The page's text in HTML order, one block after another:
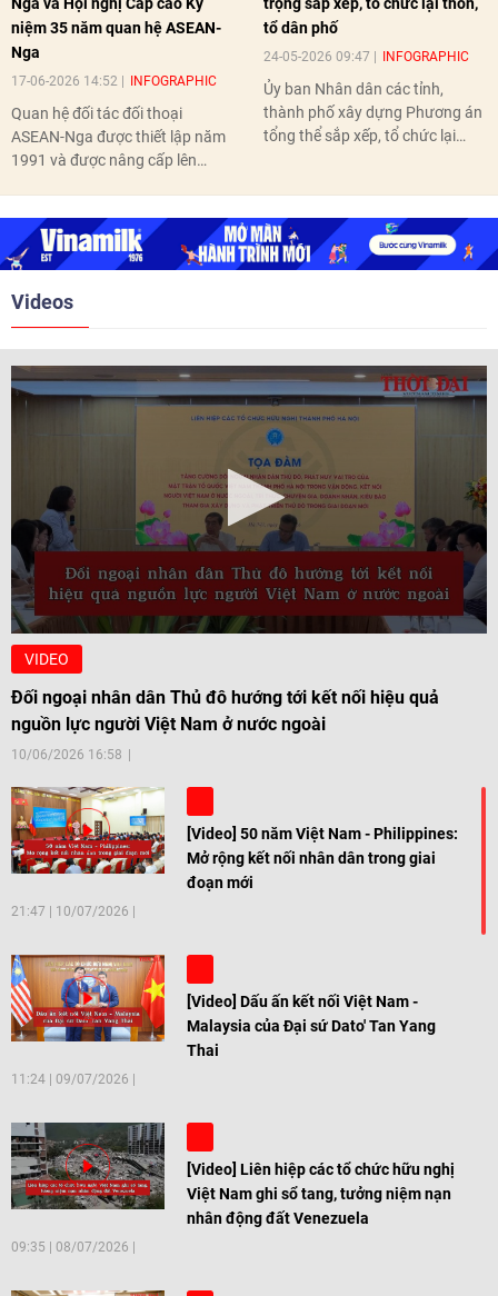
niệm 35 năm quan hệ ASEAN-
Nga
17-06-2026 14:52 INFOGRAPHIC
Quan hệ đối tác đối thoại
ASEAN-Nga được thiết lập năm
1991 và được nâng cấp lên
nghị Cấp cao vào các năm 2005,
2010, 2016, 2018, 2021.
tổ dân phố
24-05-2026 09:47 INFOGRAPHIC
Ủy ban Nhân dân các tỉnh,
thành phố xây dựng Phương án
tổng thể sắp xếp, tổ chức lại
Videos
VIDEO
Đối ngoại nhân dân Thủ đô hướng tới kết nối hiệu quả
nguồn lực người Việt Nam ở nước ngoài
10/06/2026 16:58
[Video] 50 năm Việt Nam - Philippines:
Mở rộng kết nối nhân dân trong giai
đoạn mới
21:47 10/07/2026
[Video] Dấu ấn kết nối Việt Nam -
Malaysia của Đại sứ Dato' Tan Yang
Thai
11:24 09/07/2026
[Video] Liên hiệp các tổ chức hữu nghị
Việt Nam ghi sổ tang, tưởng niệm nạn
nhân động đất Venezuela
09:35 08/07/2026